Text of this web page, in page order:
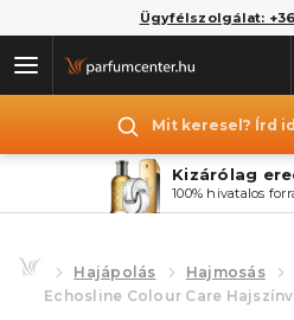
Ügyfélszolgálat:
Mit keresel? Írd
Kizárólag
100% hivatalos
Hajápolás Hajmosás
Echosline Colour Care